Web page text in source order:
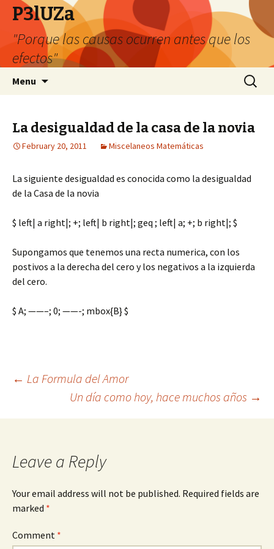
P3lUZa
"Porque las causas ocurren antes que los
efectos"
Menu
Search
for:
La desigualdad de la casa de la novia
February 20, 2011 Miscelaneos Matemáticas
La siguiente desigualdad es conocida como la desigualdad
de la Casa de la novia
$ left| a right|; +; left| b right|; geq ; left| a; +; b right|; $
Supongamos que tenemos una recta numerica, con los
postivos a la derecha del cero y los negativos a la izquierda
del cero.
$ A; ——–; 0; ——-; mbox{B} $
Post
navigation
← La Formula del Amor
Un día como hoy, hace muchos años →
Leave a Reply
Your email address will not be published. Required fields are
marked *
Comment *